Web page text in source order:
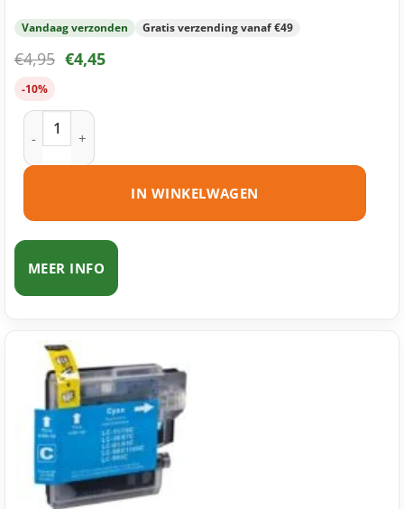
Vandaag verzonden Gratis verzending vanaf €49
€4,95 €4,45
-10%
Brother LC980 BK inktcartridge zwart huismerk aantal
IN WINKELWAGEN
MEER INFO